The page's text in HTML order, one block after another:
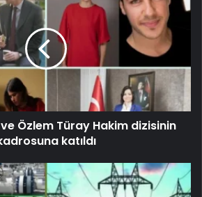
Özlem Türay Hakim dizisinin
katıldı